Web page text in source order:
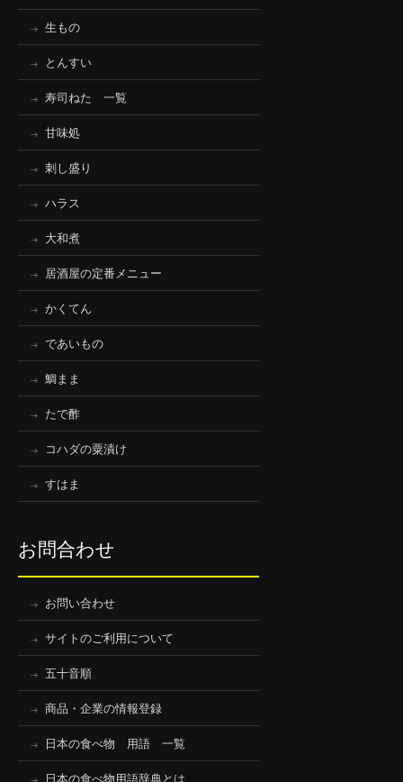
生もの
とんすい
寿司ねた 一覧
甘味処
刺し盛り
ハラス
大和煮
居酒屋の定番メニュー
かくてん
であいもの
鯛まま
たで酢
コハダの粟漬け
すはま
お問合わせ
お問い合わせ
サイトのご利用について
五十音順
商品・企業の情報登録
日本の食べ物 用語 一覧
日本の食べ物用語辞典とは